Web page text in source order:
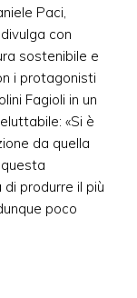
Paci,
con
sostenibile e
i protagonisti
Fagioli in un
«Si è
da quella
produrre il più
poco